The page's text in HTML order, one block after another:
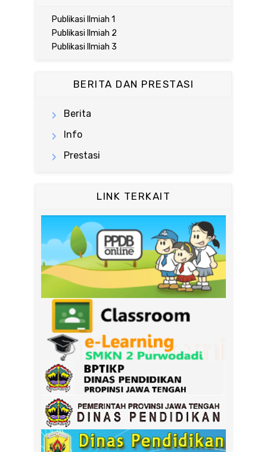
Publikasi Ilmiah 1
Publikasi Ilmiah 2
Publikasi Ilmiah 3
BERITA DAN PRESTASI
Berita
Info
Prestasi
LINK TERKAIT